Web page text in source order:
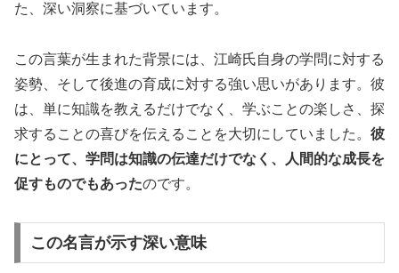
た、深い洞察に基づいています。
この言葉が生まれた背景には、江崎氏自身の学問に対する
姿勢、そして後進の育成に対する強い思いがあります。彼
は、単に知識を教えるだけでなく、学ぶことの楽しさ、探
求することの喜びを伝えることを大切にしていました。 彼
にとって、学問は知識の伝達だけでなく、人間的な成長を
促すものでもあったのです。
この名言が示す深い意味